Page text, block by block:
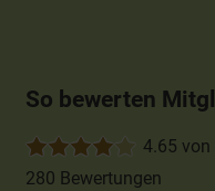
So bewerten
4.65 von
280 Bewertungen